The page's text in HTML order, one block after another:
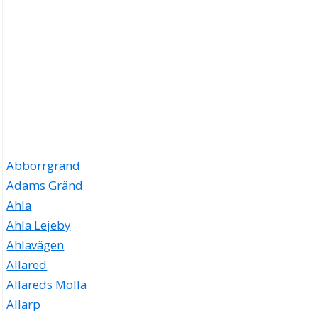
Abborrgränd
Adams Gränd
Ahla
Ahla Lejeby
Ahlavägen
Allared
Allareds Mölla
Allarp